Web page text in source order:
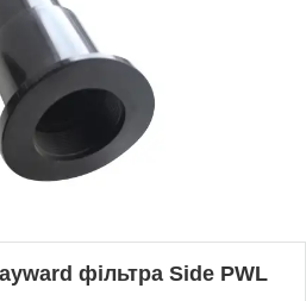
фільтра Side PWL